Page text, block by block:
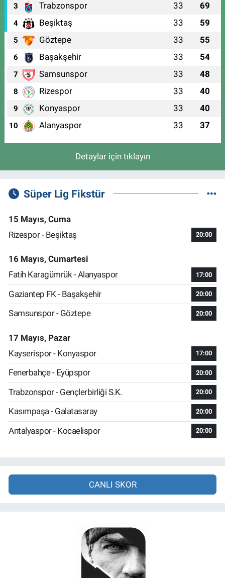
3 Trabzonspor 33 69
4 Beşiktaş 33 59
5 Göztepe 33 55
6 Başakşehir 33 54
7 Samsunspor 33 48
8 Rizespor 33 40
9 Konyaspor 33 40
10 Alanyaspor 33 37
Detaylar için tıklayın
Süper Lig Fikstür
15 Mayıs, Cuma
Rizespor - Beşiktaş
20:00
16 Mayıs, Cumartesi
Fatih Karagümrük - Alanyaspor
17:00
Gaziantep FK - Başakşehir 20:00
Samsunspor - Göztepe 20:00
17 Mayıs, Pazar
Kayserispor - Konyaspor
17:00
Fenerbahçe - Eyüpspor 20:00
Trabzonspor - Gençlerbirliği S.K. 20:00
Kasımpaşa - Galatasaray 20:00
Antalyaspor - Kocaelispor 20:00
CANLI SKOR